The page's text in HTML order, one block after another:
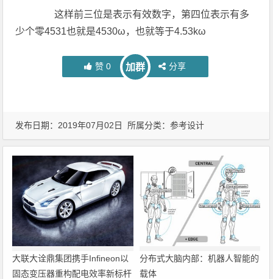
这样前三位是表示有效数字，第四位表示有多
少个零4531也就是4530ω，也就等于4.53kω
赞 0 加群 分享
发布日期：2019年07月02日 所属分类：参考设计
大联大诠鼎集团携手Infineon以
固态变压器重构配电效率新标杆
分布式大脑内部：机器人智能的
载体